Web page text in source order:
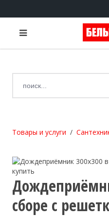
Товары и услуги
сборе с